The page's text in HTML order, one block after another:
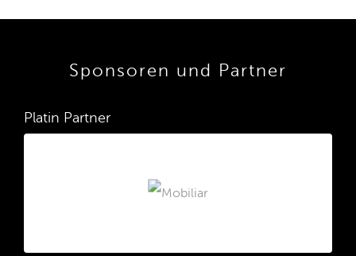
Sponsoren und Partner
Platin Partner